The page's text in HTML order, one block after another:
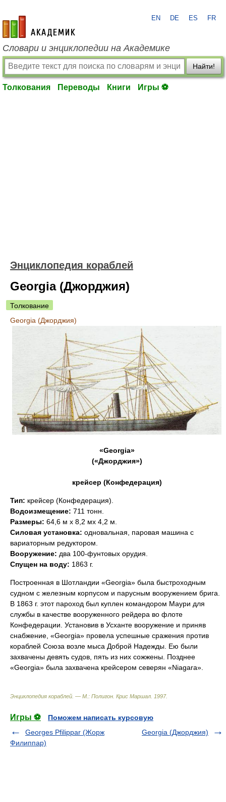
academic.ru
EN DE ES FR
Словари и энциклопедии на Академике
Найти!
Толкования Переводы Книги Игры ⚽
Энциклопедия кораблей
Georgia (Джорджия)
Толкование
Georgia (Джорджия)
«Georgia»
(«Джорджия»)
крейсер (Конфедерация)
Тип: крейсер (Конфедерация).
Водоизмещение: 711 тонн.
Размеры: 64,6 м х 8,2 мх 4,2 м.
Силовая установка: одновальная, паровая машина с
вариаторным редуктором.
Вооружение: два 100-фунтовых орудия.
Спущен на воду: 1863 г.
Построенная в Шотландии «Georgia» была быстроходным
судном с железным корпусом и парусным вооружением брига.
В 1863 г. этот пароход был куплен командором Маури для
службы в качестве вооруженного рейдера во флоте
Конфедерации. Установив в Усханте вооружение и приняв
снабжение, «Georgia» провела успешные сражения против
кораблей Союза возле мыса Доброй Надежды. Ею были
захвачены девять судов, пять из них сожжены. Позднее
«Georgia» была захвачена крейсером северян «Niagara».
Энциклопедия кораблей. — М.: Полигон Крис Маршал 1997.
Игры ⚽
Поможем написать курсовую
Georges Pfilippar (Жорж
Филиппар)
Georgia (Джорджия)